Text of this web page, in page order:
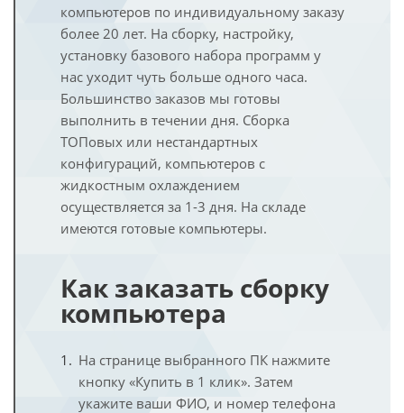
компьютеров по индивидуальному заказу
более 20 лет. На сборку, настройку,
установку базового набора программ у
нас уходит чуть больше одного часа.
Большинство заказов мы готовы
выполнить в течении дня. Сборка
ТОПовых или нестандартных
конфигураций, компьютеров с
жидкостным охлаждением
осуществляется за 1-3 дня. На складе
имеются готовые компьютеры.
Как заказать сборку
компьютера
На странице выбранного ПК нажмите
кнопку «Купить в 1 клик». Затем
укажите ваши ФИО, и номер телефона